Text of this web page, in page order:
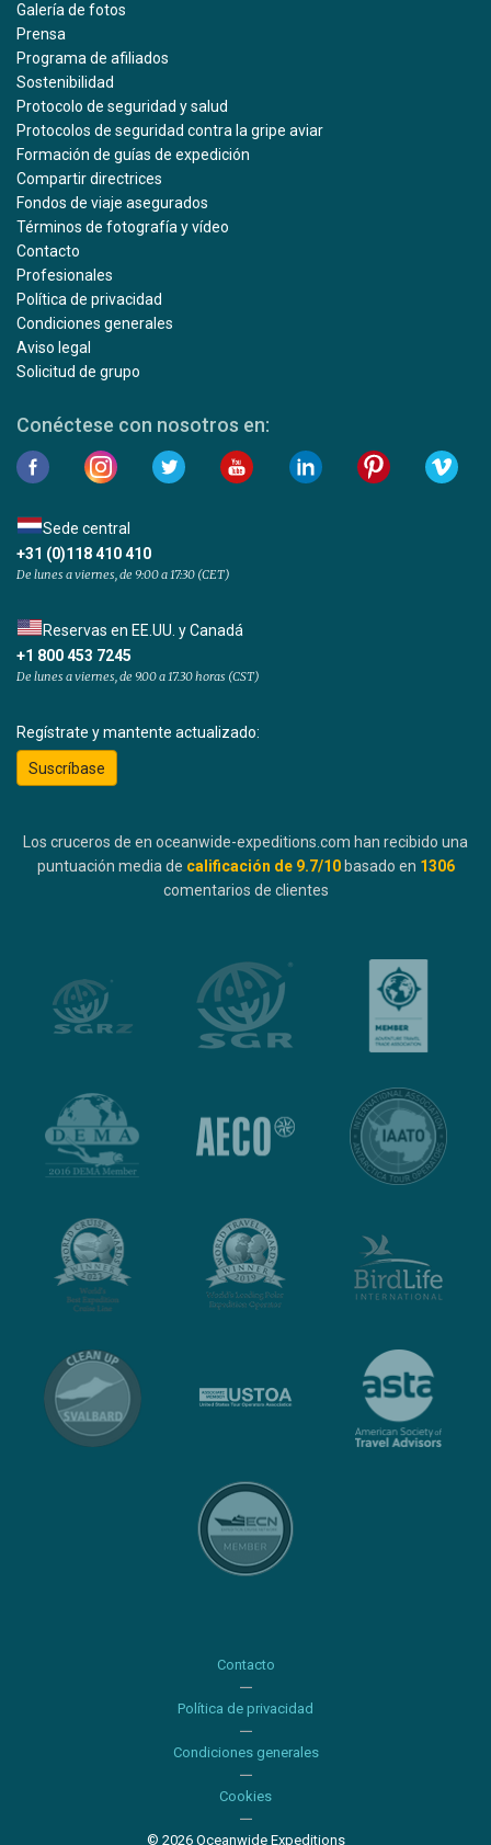
Galería de fotos
Prensa
Programa de afiliados
Sostenibilidad
Protocolo de seguridad y salud
Protocolos de seguridad contra la gripe aviar
Formación de guías de expedición
Compartir directrices
Fondos de viaje asegurados
Términos de fotografía y vídeo
Contacto
Profesionales
Política de privacidad
Condiciones generales
Aviso legal
Solicitud de grupo
Conéctese con nosotros en:
Sede central
+31 (0)118 410 410
De lunes a viernes, de 9:00 a 17:30 (CET)
Reservas en EE.UU. y Canadá
+1 800 453 7245
De lunes a viernes, de 9.00 a 17.30 horas (CST)
Regístrate y mantente actualizado:
Suscríbase
Los cruceros de en oceanwide-expeditions.com han recibido una
puntuación media de calificación de 9.7/10 basado en 1306
comentarios de clientes
Contacto
Política de privacidad
Condiciones generales
Cookies
© 2026 Oceanwide Expeditions